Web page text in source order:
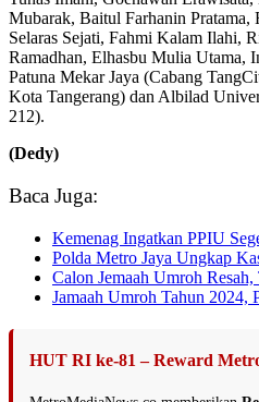
Mubarak, Baitul Farhanin Pratama,
Selaras Sejati, Fahmi Kalam Ilahi,
Ramadhan, Elhasbu Mulia Utama,
Patuna Mekar Jaya (Cabang
Kota Tangerang) dan Albilad
212).
(Dedy)
Baca Juga:
Kemenag Ingatkan PPIU
Polda Metro Jaya Ungkap
Calon Jemaah Umroh
Jamaah Umroh Tahun
HUT RI ke-81 – Reward